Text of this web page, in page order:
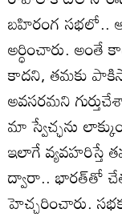
బహిరంగ సభలో..
అర్ధించారు.
కాదని, తమకు
అవసరమని
మా స్వేచ్ఛను
ఇలాగే వ్యవహరిస్తే
ద్వారా.. భారత్‌తో
హెచ్చరించారు.